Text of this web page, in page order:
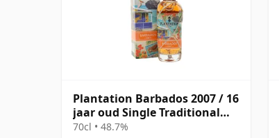
Plantation Barbados 2007 / 16
jaar oud Single Traditional
Blended Rum
70cl • 48.7%